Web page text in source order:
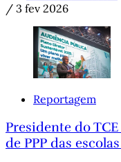
/ 3 fev 2026
Reportagem
Presidente do
de PPP das